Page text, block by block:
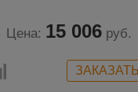
Цена: 15 006 руб.